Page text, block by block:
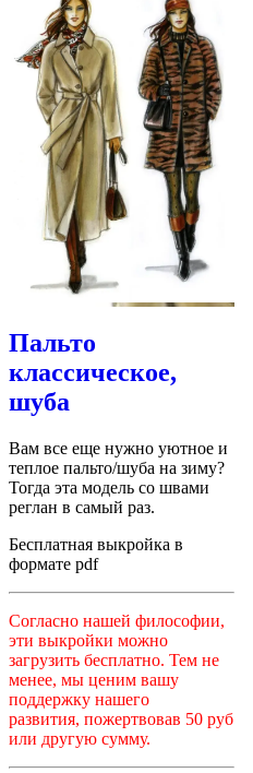
Пальто
классическое,
шуба
Вам все еще нужно уютное и
теплое пальто/шуба на зиму?
Тогда эта модель со швами
реглан в самый раз.
Бесплатная выкройка в
формате pdf
Согласно нашей философии,
эти выкройки можно
загрузить бесплатно. Тем не
менее, мы ценим вашу
поддержку нашего
развития, пожертвовав 50 руб
или другую сумму.